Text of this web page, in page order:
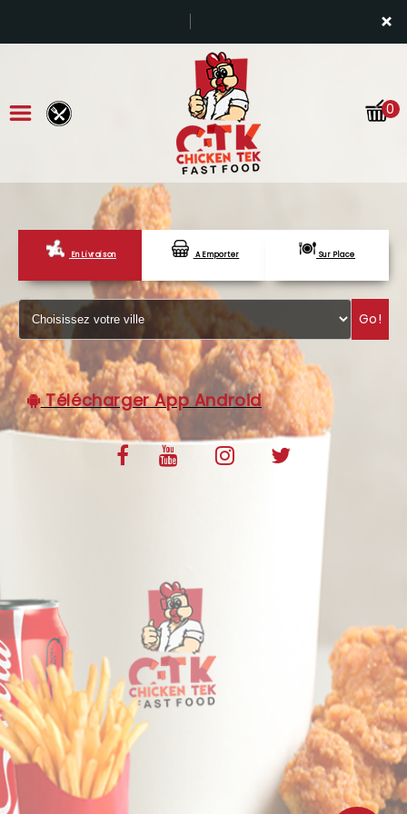
×
LA CARTE
VOTRE COMPTE
NOTRE RESTAURANT
VOS AVIS
MENTIONS LÉGALES
0
En Livraison A Emporter Sur Place
Go!
Télécharger App Android